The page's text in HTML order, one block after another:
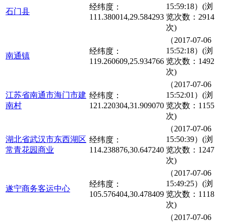
石门县
经纬度：
111.380014,29.584293
15:59:18）(浏
览次数：2914
次)
南通镇
经纬度：
119.260609,25.934766
（2017-07-06
15:52:18）(浏
览次数：1492
次)
江苏省南通市海门市建
南村
经纬度：
121.220304,31.909070
（2017-07-06
15:52:01）(浏
览次数：1155
次)
湖北省武汉市东西湖区
常青花园商业
经纬度：
114.238876,30.647240
（2017-07-06
15:50:39）(浏
览次数：1247
次)
遂宁商务客运中心
经纬度：
105.576404,30.478409
（2017-07-06
15:49:25）(浏
览次数：1118
次)
（2017-07-06